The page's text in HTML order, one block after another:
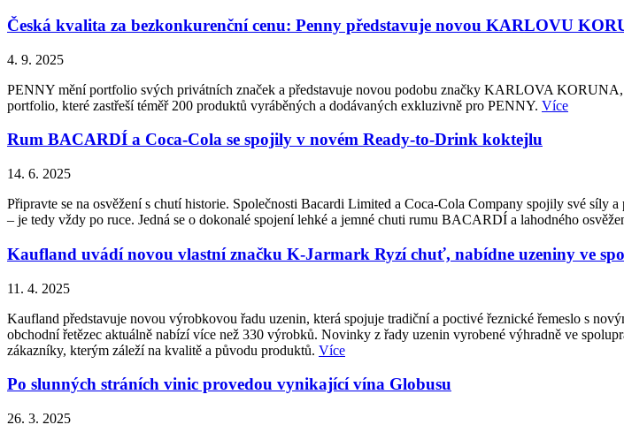
Česká kvalita za bezkonkurenční cenu: Penny představuje novou KARLOVU
4. 9. 2025
PENNY mění portfolio svých privátních značek a představuje novou podobu značky KARLOVA
portfolio, které zastřeší téměř 200 produktů vyráběných a dodávaných exkluzivně pro PENNY. Více
Rum BACARDÍ a Coca-Cola se spojily v novém Ready-to-Drink koktejlu
14. 6. 2025
Připravte se na osvěžení s chutí historie. Společnosti Bacardi Limited a Coca-Cola Company spojily své
– je tedy vždy po ruce. Jedná se o dokonalé spojení lehké a jemné chuti rumu BACARDÍ a lahodného
Kaufland uvádí novou vlastní značku K-Jarmark Ryzí chuť, nabídne uzeniny ve
11. 4. 2025
Kaufland představuje novou výrobkovou řadu uzenin, která spojuje tradiční a poctivé řeznické řemeslo s
obchodní řetězec aktuálně nabízí více než 330 výrobků. Novinky z řady uzenin vyrobené výhradně ve
zákazníky, kterým záleží na kvalitě a původu produktů. Více
Po slunných stráních vinic provedou vynikající vína Globusu
26. 3. 2025